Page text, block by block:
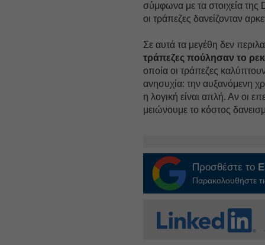
σύμφωνα με τα στοιχεία
οι τράπεζες δανείζονταν
Σε αυτά τα μεγέθη δεν
τράπεζες πούλησαν το
οποία οι τράπεζες
ανησυχία: την αυξανόμενη
η λογική είναι απλή. Αν οι
μειώνουμε το κόστος
Προσθέστε το
Παρακολουθήστε